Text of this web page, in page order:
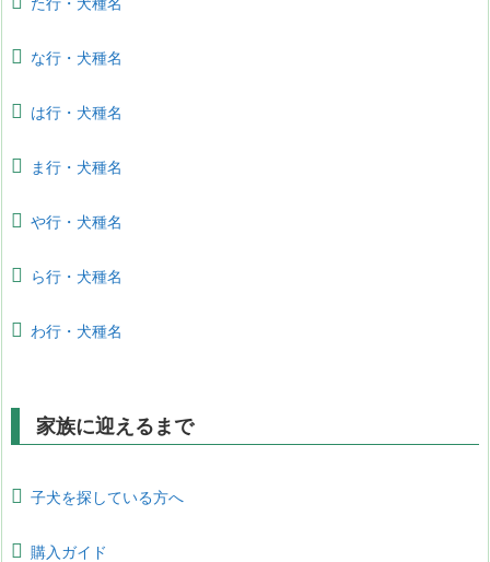
な行・犬種名
は行・犬種名
ま行・犬種名
や行・犬種名
ら行・犬種名
わ行・犬種名
家族に迎えるまで
子犬を探している方へ
購入ガイド